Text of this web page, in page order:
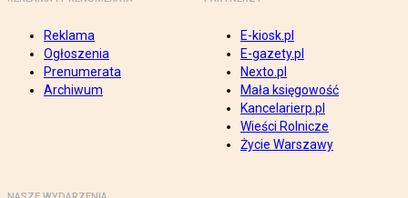
Reklama
Ogłoszenia
Prenumerata
Archiwum
E-kiosk.pl
E-gazety.pl
Nexto.pl
Mała księgowość
Kancelarierp.pl
Wieści Rolnicze
Życie Warszawy